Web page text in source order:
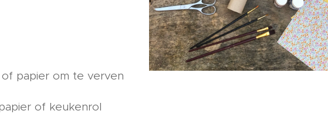
papier om te verven
of keukenrol